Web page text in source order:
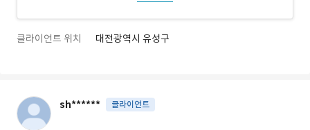
클라이언트 위치 대전광역시 유성구
sh****** 클라이언트